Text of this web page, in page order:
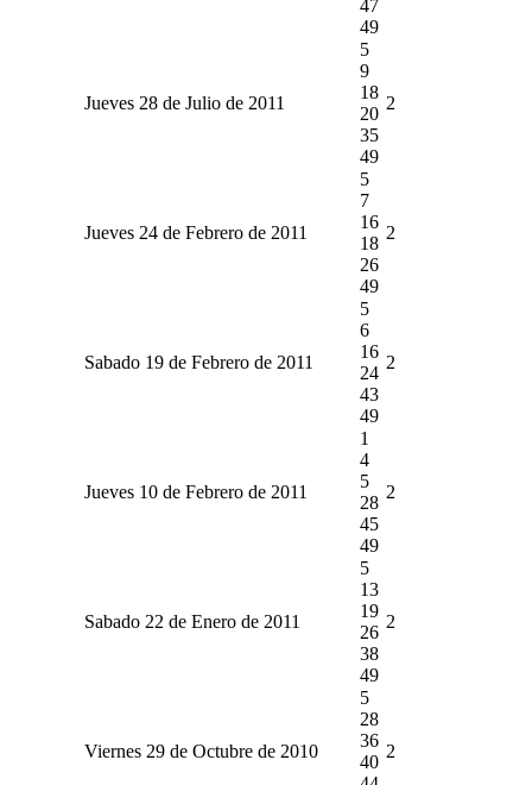
47
49
Jueves 28 de Julio de 2011
5
9
18
20
35
49
2
Jueves 24 de Febrero de 2011
5
7
16
18
26
49
2
Sabado 19 de Febrero de 2011
5
6
16
24
43
49
2
Jueves 10 de Febrero de 2011
1
4
5
28
45
49
2
Sabado 22 de Enero de 2011
5
13
19
26
38
49
2
Viernes 29 de Octubre de 2010
5
28
36
40
2